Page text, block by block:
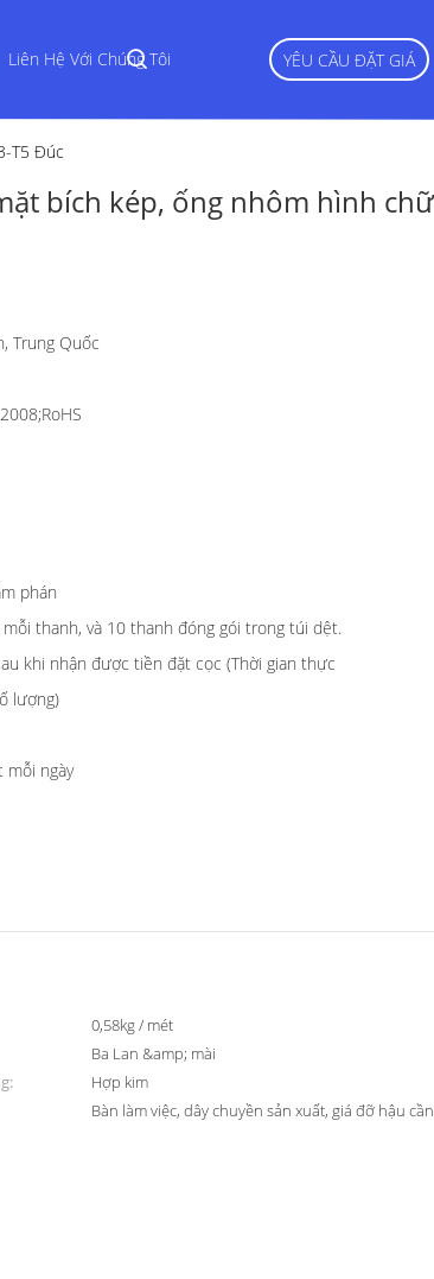
Liên Hệ Với Chúng Tôi YÊU CẦU ĐẶT GIÁ
T5 Đúc
bích kép, ống nhôm hình
Trung Quốc
phán
mỗi thanh, và 10 thanh đóng gói trong túi dệt.
khi nhận được tiền đặt cọc (Thời gian thực
lượng)
mỗi ngày
0,58kg / mét
Ba Lan &amp; mài
Hợp kim
Bàn làm việc, dây chuyền sản xuất, giá đỡ hậu